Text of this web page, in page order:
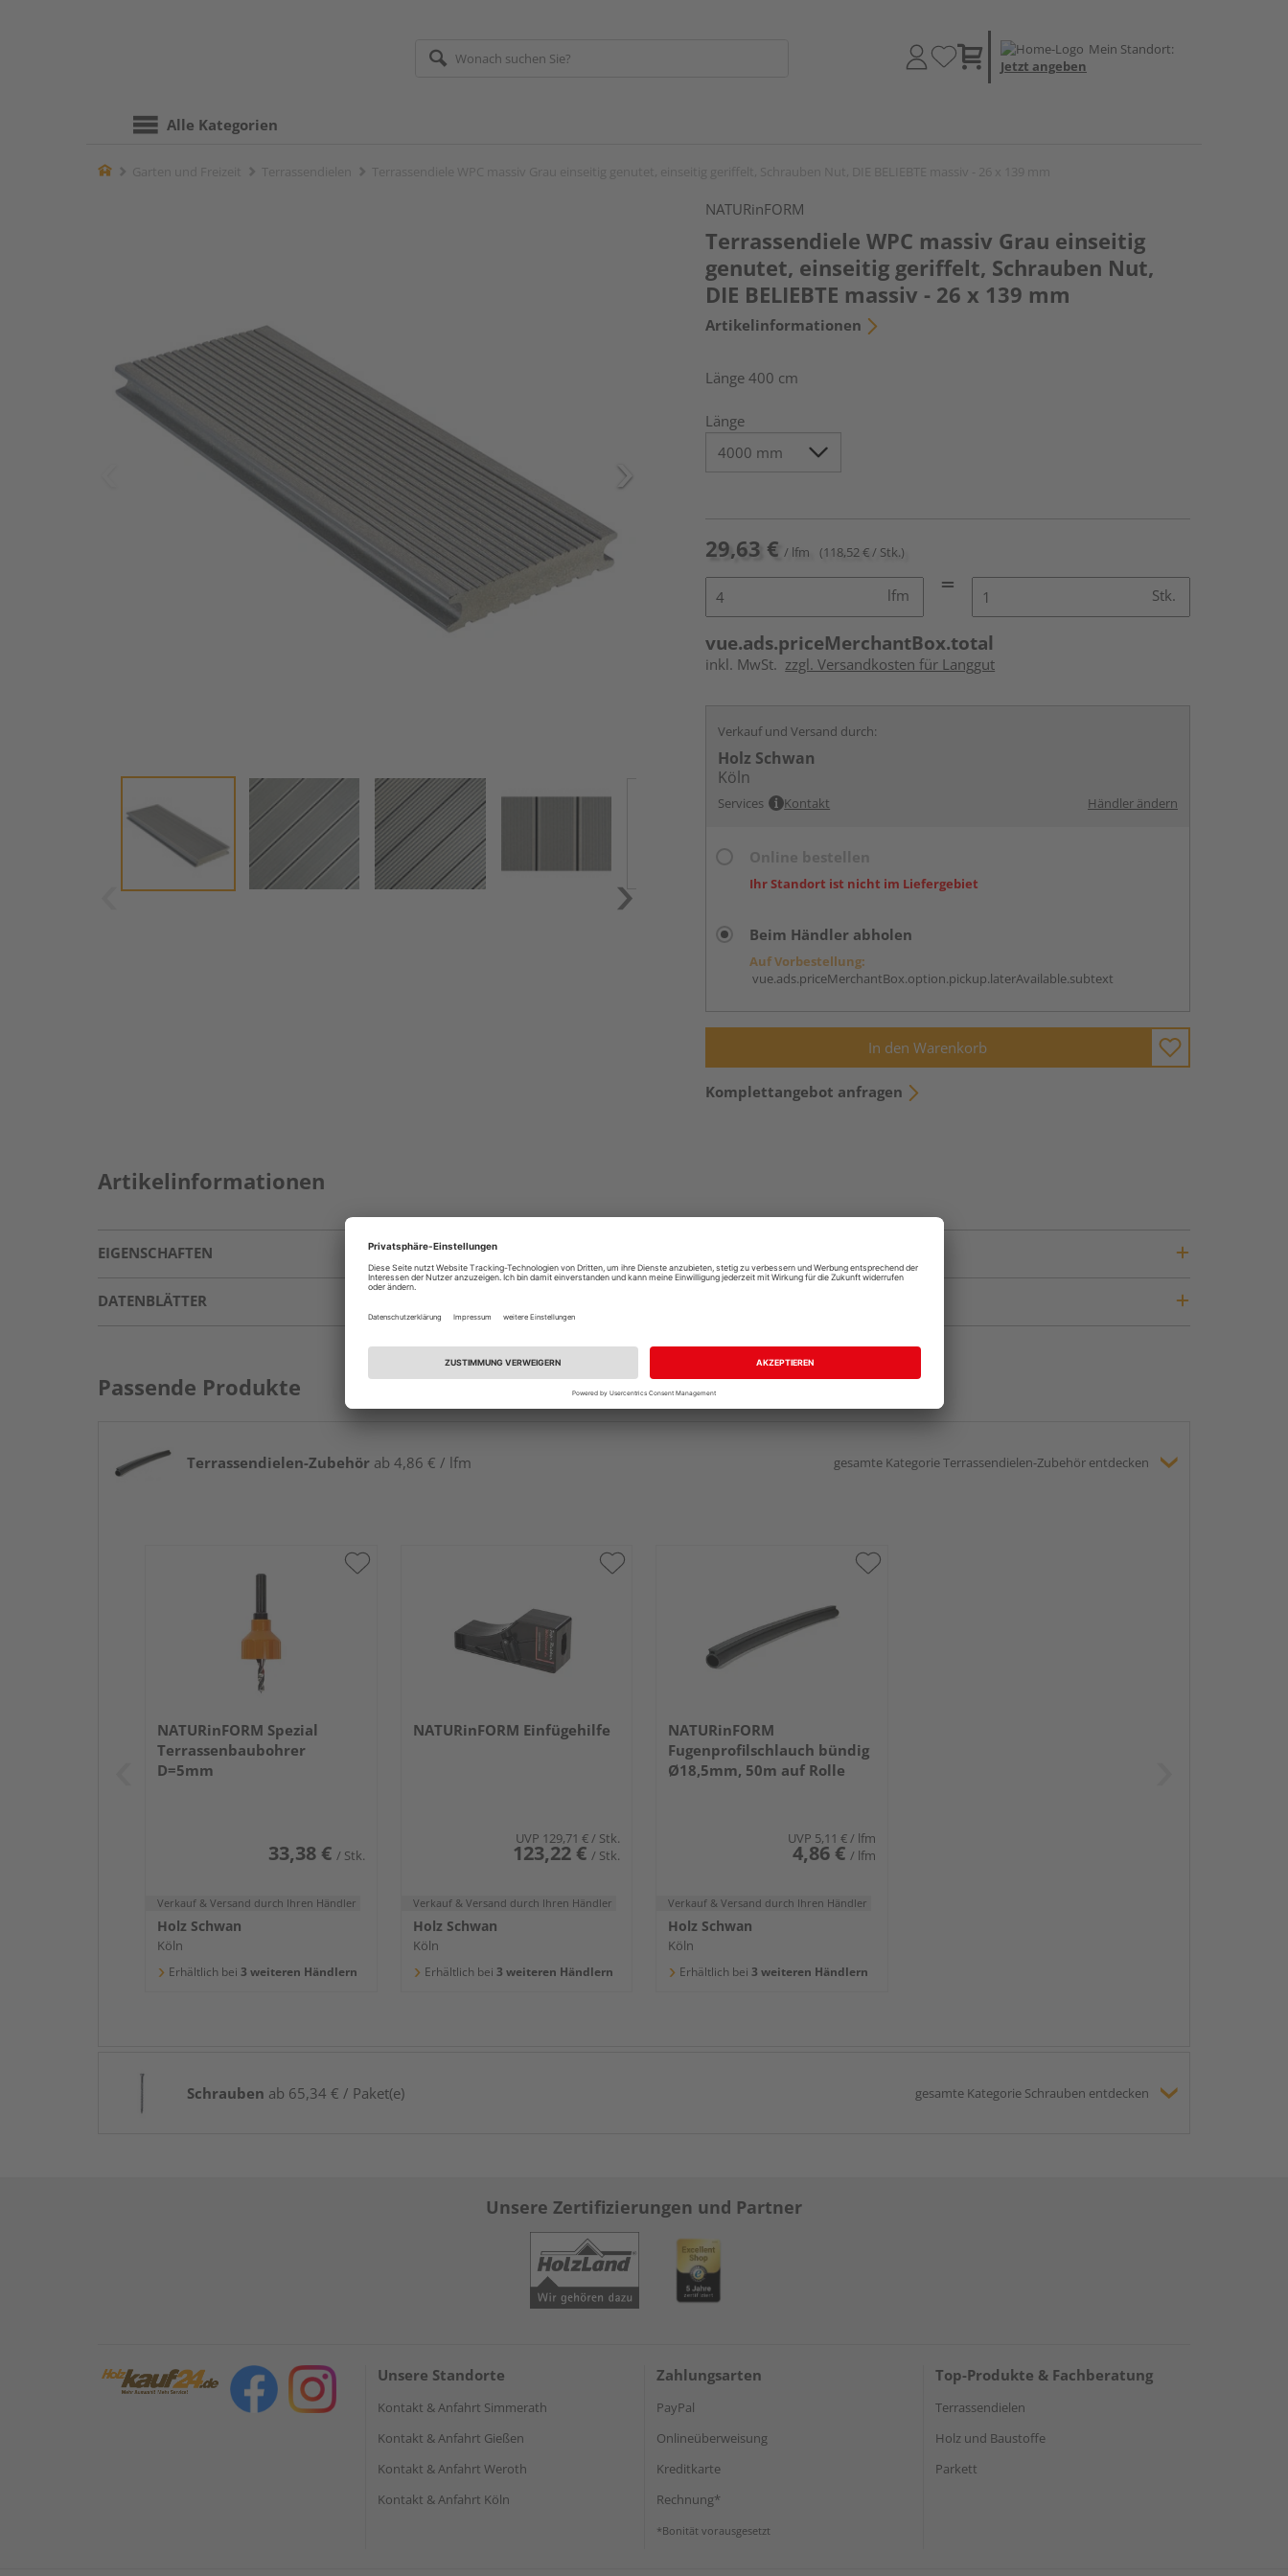
Mein Standort:
Jetzt angeben
Alle Kategorien
Home
NATURinFORM
Terrassendiele WPC massiv Grau einseitig
genutet, einseitig geriffelt, Schrauben Nut,
DIE BELIEBTE massiv - 26 x 139 mm
Artikelinformationen
Länge 400 cm
Länge
29,63 € / lfm (118,52 € / Stk.)
lfm Stk.
vue.ads.priceMerchantBox.total
inkl. MwSt. zzgl. Versandkosten für Langgut
Verkauf und Versand durch:
Holz Schwan
Köln
Services Kontakt Händler ändern
Ihr Standort ist nicht im Liefergebiet
Beim Händler abholen
Auf Vorbestellung:
vue.ads.priceMerchantBox.option.pickup.laterAvailable.subtext
In den Warenkorb
Komplettangebot anfragen
Artikelinformationen
EIGENSCHAFTEN
DATENBLÄTTER
Passende Produkte
Terrassendielen-Zubehör ab 4,86 € / lfm gesamte Kategorie Terrassendielen-Zubehör entdecken
NATURinFORM Spezial
Terrassenbaubohrer
D=5mm
33,38 € / Stk.
Verkauf & Versand durch Ihren Händler
Holz Schwan
Köln
Erhältlich bei 3 weiteren Händlern
NATURinFORM Einfügehilfe
UVP 129,71 €/ Stk.
123,22 € / Stk.
Verkauf & Versand durch Ihren Händler
Holz Schwan
Köln
Erhältlich bei 3 weiteren Händlern
NATURinFORM
Fugenprofilschlauch bündig
Ø18,5mm, 50m auf Rolle
UVP 5,11 €/ lfm
4,86 € / lfm
Verkauf & Versand durch Ihren Händler
Holz Schwan
Köln
Erhältlich bei 3 weiteren Händlern
Schrauben ab 65,34 € / Paket(e) gesamte Kategorie Schrauben entdecken
Unsere Zertifizierungen und Partner
Unsere Standorte
Kontakt & Anfahrt Simmerath
Kontakt & Anfahrt Gießen
Kontakt & Anfahrt Weroth
Kontakt & Anfahrt Köln
Zahlungsarten
PayPal
Onlineüberweisung
Kreditkarte
Rechnung*
*Bonität vorausgesetzt
Top-Produkte & Fachberatung
Terrassendielen
Holz und Baustoffe
Parkett